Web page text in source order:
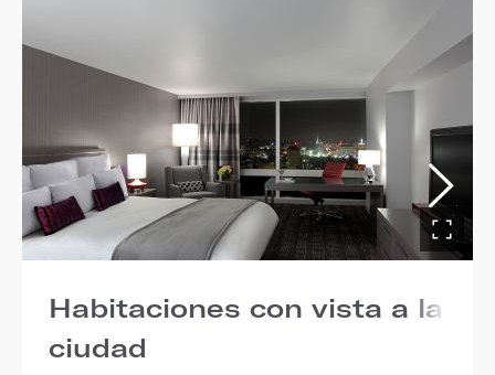
Habitaciones con vista a la
ciudad